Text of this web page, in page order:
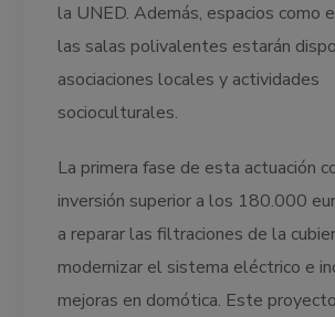
la UNED. Además, espacios como
las salas polivalentes estarán
asociaciones locales y actividades
socioculturales.
La primera fase de esta actuación
inversión superior a los 180.000
a reparar las filtraciones de la
modernizar el sistema eléctrico e
mejoras en domótica. Este